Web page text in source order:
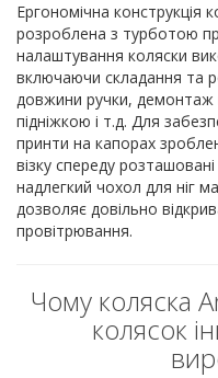
Ергономічна конструкція
розроблена з турботою
налаштування коляски
включаючи складання та
довжини ручки, демонтаж
підніжкою і т.д. Для
принти на капорах
візку спереду
надлегкий чохол для ніг
дозволяє довільно
провітрювання.
Чому коляска
колясок